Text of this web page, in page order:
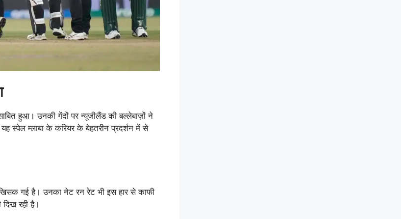
हुआ। उनकी गेंदों पर न्यूजीलैंड की बल्लेबाज़ों ने
स्पेल म्लाबा के करियर के बेहतरीन प्रदर्शन में से
गई है। उनका नेट रन रेट भी इस हार से काफी
रही है।